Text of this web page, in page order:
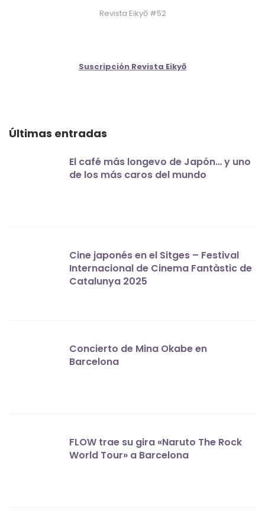
Revista Eikyō #52
Suscripción Revista Eikyō
Últimas entradas
El café más longevo de Japón… y uno
de los más caros del mundo
Cine japonés en el Sitges – Festival
Internacional de Cinema Fantàstic de
Catalunya 2025
Concierto de Mina Okabe en
Barcelona
FLOW trae su gira «Naruto The Rock
World Tour» a Barcelona